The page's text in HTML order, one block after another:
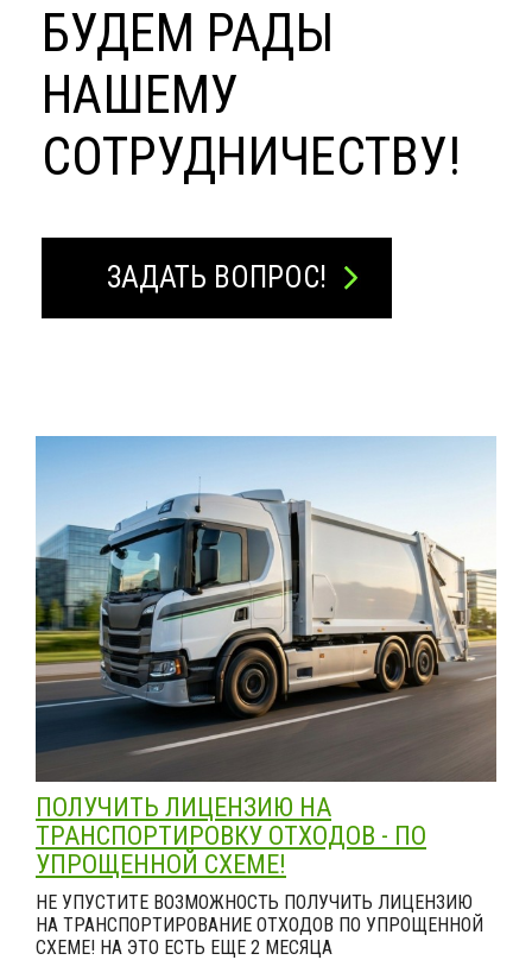
БУДЕМ РАДЫ
НАШЕМУ
СОТРУДНИЧЕСТВУ!
ЗАДАТЬ ВОПРОС!
ПОЛУЧИТЬ ЛИЦЕНЗИЮ НА
ТРАНСПОРТИРОВКУ ОТХОДОВ - ПО
УПРОЩЕННОЙ СХЕМЕ!
НЕ УПУСТИТЕ ВОЗМОЖНОСТЬ ПОЛУЧИТЬ ЛИЦЕНЗИЮ
НА ТРАНСПОРТИРОВАНИЕ ОТХОДОВ ПО УПРОЩЕННОЙ
СХЕМЕ! НА ЭТО ЕСТЬ ЕЩЕ 2 МЕСЯЦА